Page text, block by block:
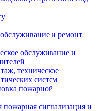
обслуживание и ремонт
обслуживание и
техническое
систем
пожарной
пожарная сигнализация и